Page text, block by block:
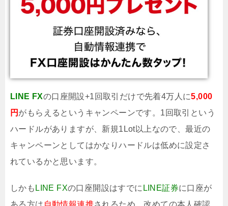
LINE FXの口座開設+1回取引だけで先着4万人に5,000
円 がもらえるというキャンペーンです。1回取引という
ハードルがありますが、新規1Lot以上なので、最近の
キャンペーンとしてはかなりハードルは低めに設定さ
れているかと思います。
しかも LINE FXの口座開設はすでに LINE証券に口座が
ある方は 自動情報連携されるため、改めての本人確認